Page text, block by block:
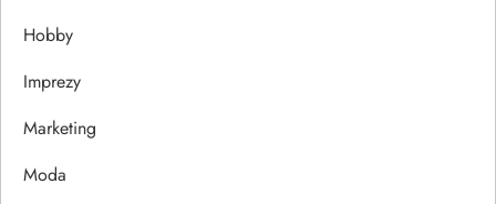
a
w
p
Hobby
Imprezy
Marketing
Moda